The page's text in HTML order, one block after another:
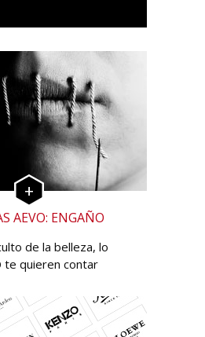
AEVO: ENGAÑO
de la belleza, lo
te quieren contar